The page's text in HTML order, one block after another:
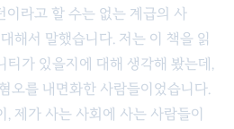
이라고 할 수는 없는 계급의 사
해서 말했습니다. 저는 이 책을 읽
티가 있을지에 대해 생각해 봤는데,
오를 내면화한 사람들이었습니다.
제가 사는 사회에 사는 사람들이